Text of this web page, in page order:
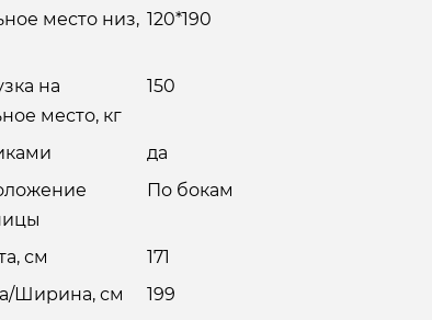
место низ, 120*190
на
место, кг
150
да
По бокам
см
171
Ширина, см
199